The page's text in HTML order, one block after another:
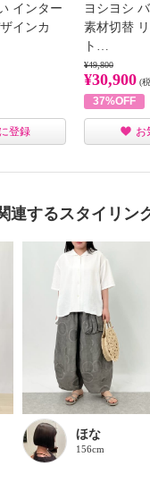
インター
インカ
登録
ヨシヨシ
素材切替
ト…
¥49,800
¥30,900 (
37%OFF
お
連するスタイリン
ほな
156cm